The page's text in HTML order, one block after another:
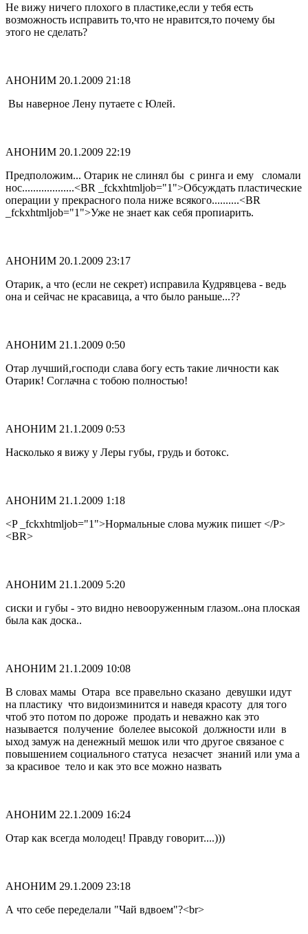
Не вижу ничего плохого в пластике,если у тебя есть
возможность исправить то,что не нравится,то почему бы
этого не сделать?
АНОНИМ 20.1.2009 21:18
Вы наверное Лену путаете с Юлей.
АНОНИМ 20.1.2009 22:19
Предположим... Отарик не слинял бы с ринга и ему сломали
нос...................<BR _fckxhtmljob="1">Обсуждать пластические
операции у прекрасного пола ниже всякого..........<BR
_fckxhtmljob="1">Уже не знает как себя пропиарить.
АНОНИМ 20.1.2009 23:17
Отарик, а что (если не секрет) исправила Кудрявцева - ведь
она и сейчас не красавица, а что было раньше...??
АНОНИМ 21.1.2009 0:50
Отар лучший,господи слава богу есть такие личности как
Отарик! Соглачна с тобою полностью!
АНОНИМ 21.1.2009 0:53
Насколько я вижу у Леры губы, грудь и ботокс.
АНОНИМ 21.1.2009 1:18
<P _fckxhtmljob="1">Нормальные слова мужик пишет </P>
<BR>
АНОНИМ 21.1.2009 5:20
сиски и губы - это видно невооруженным глазом..она плоская
была как доска..
АНОНИМ 21.1.2009 10:08
В словах мамы Отара все правельно сказано девушки идут
на пластику что видоизминится и наведя красоту для того
чтоб это потом по дороже продать и неважно как это
называется получение болелее высокой должности или в
ыход замуж на денежный мешок или что другое связаное с
повышением социального статуса незасчет знаний или ума а
за красивое тело и как это все можно назвать
АНОНИМ 22.1.2009 16:24
Отар как всегда молодец! Правду говорит....)))
АНОНИМ 29.1.2009 23:18
А что себе переделали "Чай вдвоем"?<br>